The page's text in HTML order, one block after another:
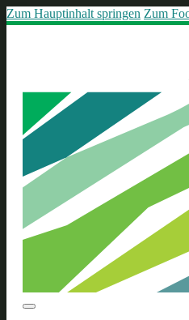
Zum Hauptinhalt springen Zum